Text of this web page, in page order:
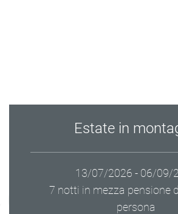
Estate in
13/07/2026 - 06/09/
7 notti in mezza pensione
persona